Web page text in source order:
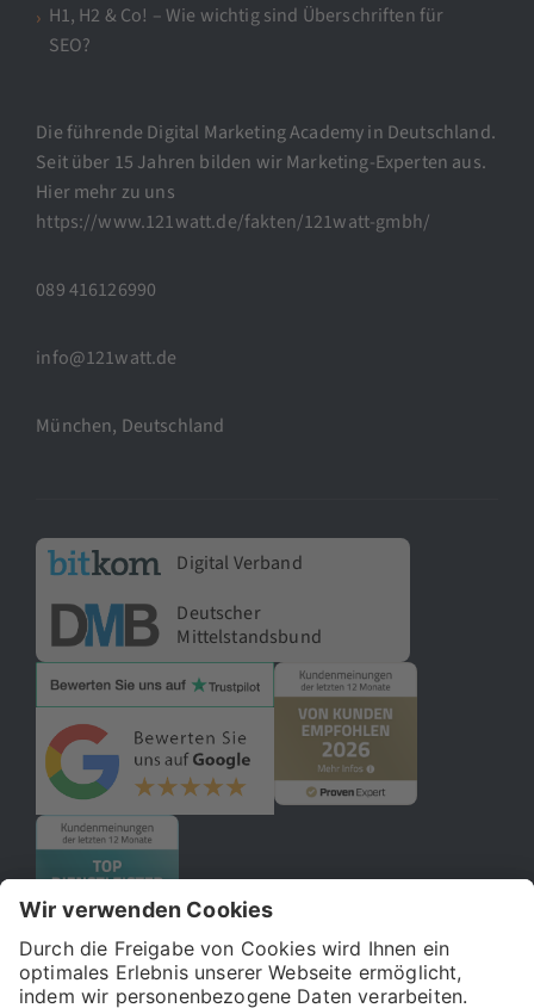
H1, H2 & Co! – Wie wichtig sind Überschriften für
SEO?
Die führende Digital Marketing Academy in Deutschland.
Seit über 15 Jahren bilden wir Marketing-Experten aus.
Hier mehr zu uns
https://www.121watt.de/fakten/121watt-gmbh/
089 416126990
info@121watt.de
München, Deutschland
Digital Verband
Deutscher
Mittelstandsbund